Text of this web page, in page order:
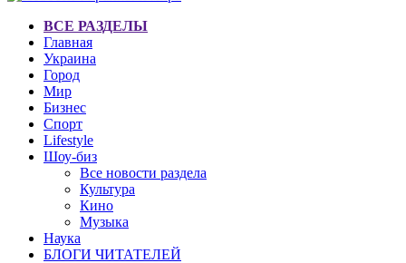
ВСЕ РАЗДЕЛЫ
Главная
Украина
Город
Мир
Бизнес
Спорт
Lifestyle
Шоу-биз
Все новости раздела
Культура
Кино
Музыка
Наука
БЛОГИ ЧИТАТЕЛЕЙ